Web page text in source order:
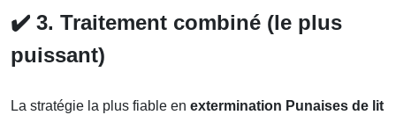
✔️ 3. Traitement combiné (le plus
puissant)
La stratégie la plus fiable en extermination Punaises de lit